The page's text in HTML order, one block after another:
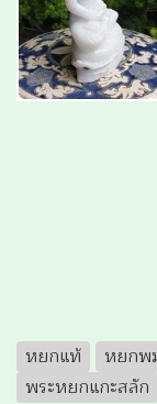
หยกแท้ หยกพ
พระหยกแกะสลัก